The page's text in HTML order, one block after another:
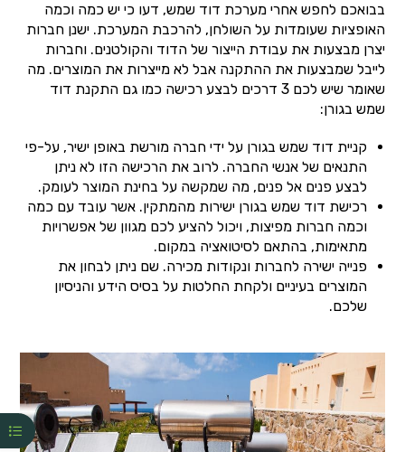
בבואכם לחפש אחרי מערכת דוד שמש, דעו כי יש כמה וכמה
האופציות שעומדות על השולחן, להרכבת המערכת. ישנן חברות
יצרן מבצעות את עבודת הייצור של הדוד והקולטנים. וחברות
לייבל שמבצעות את ההתקנה אבל לא מייצרות את המוצרים. מה
שאומר שיש לכם 3 דרכים לבצע רכישה כמו גם התקנת דוד
שמש בגורן:
קניית דוד שמש בגורן על ידי חברה מורשת באופן ישיר, על-פי
התנאים של אנשי החברה. לרוב את הרכישה הזו לא ניתן
לבצע פנים אל פנים, מה שמקשה על בחינת המוצר לעומק.
רכישת דוד שמש בגורן ישירות מהמתקין. אשר עובד עם כמה
וכמה חברות מפיצות, ויכול להציע לכם מגוון של אפשרויות
מתאימות, בהתאם לסיטואציה במקום.
פנייה ישירה לחברות ונקודות מכירה. שם ניתן לבחון את
המוצרים בעיניים ולקחת החלטות על בסיס הידע והניסיון
שלכם.